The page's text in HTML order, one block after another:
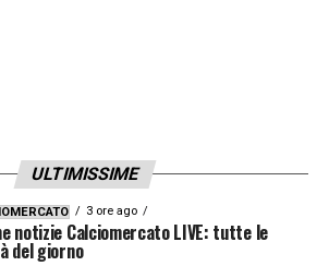
ULTIMISSIME
3 ore ago
notizie Calciomercato LIVE: tutte le
del giorno